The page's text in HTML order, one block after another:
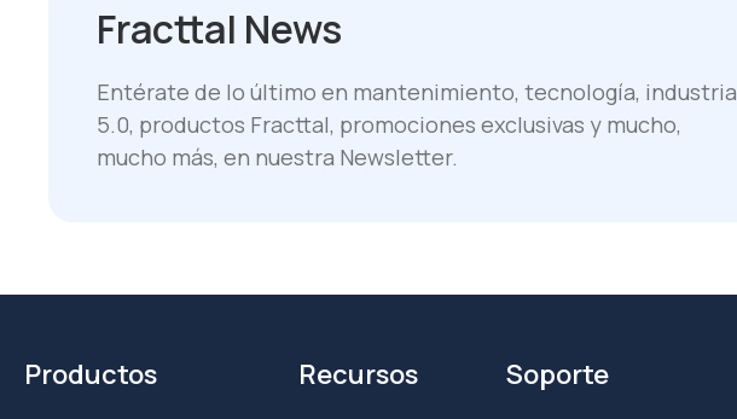
Fracttal News
Entérate de lo último en mantenimiento, tecnología, industria
5.0, productos Fracttal, promociones exclusivas y mucho,
mucho más, en nuestra Newsletter.
Productos Recursos Soporte